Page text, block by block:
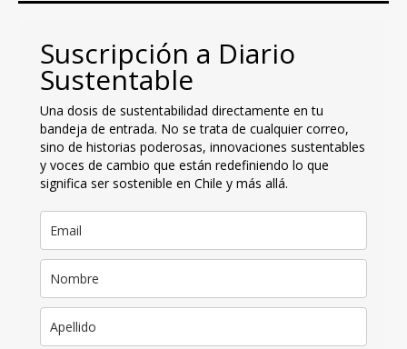
Suscripción a Diario
Sustentable
Una dosis de sustentabilidad directamente en tu
bandeja de entrada. No se trata de cualquier correo,
sino de historias poderosas, innovaciones sustentables
y voces de cambio que están redefiniendo lo que
significa ser sostenible en Chile y más allá.